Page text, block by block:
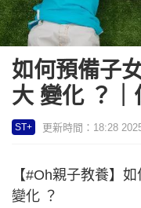
如何預備子
大 變化 ？｜
ST+ 更新時間：18:28
【#Oh親子教養】
變化 ？